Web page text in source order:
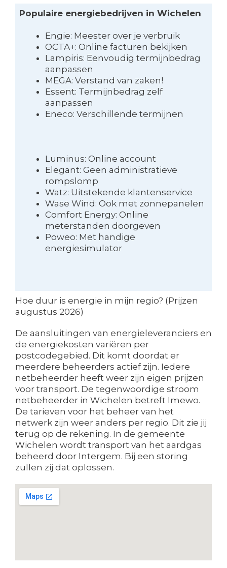
Populaire energiebedrijven in Wichelen
Engie: Meester over je verbruik
OCTA+: Online facturen bekijken
Lampiris: Eenvoudig termijnbedrag
aanpassen
MEGA: Verstand van zaken!
Essent: Termijnbedrag zelf
aanpassen
Eneco: Verschillende termijnen
Luminus: Online account
Elegant: Geen administratieve
rompslomp
Watz: Uitstekende klantenservice
Wase Wind: Ook met zonnepanelen
Comfort Energy: Online
meterstanden doorgeven
Poweo: Met handige
energiesimulator
Hoe duur is energie in mijn regio? (Prijzen
augustus 2026)
De aansluitingen van energieleveranciers en
de energiekosten variëren per
postcodegebied. Dit komt doordat er
meerdere beheerders actief zijn. Iedere
netbeheerder heeft weer zijn eigen prijzen
voor transport. De tegenwoordige stroom
netbeheerder in Wichelen betreft Imewo.
De tarieven voor het beheer van het
netwerk zijn weer anders per regio. Dit zie jij
terug op de rekening. In de gemeente
Wichelen wordt transport van het aardgas
beheerd door Intergem. Bij een storing
zullen zij dat oplossen.